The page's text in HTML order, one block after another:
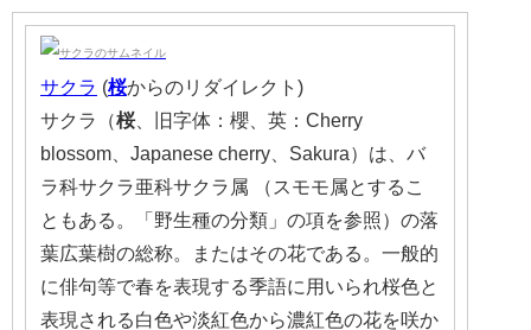
サクラ (桜からのリダイレクト)
サクラ（桜、旧字体：櫻、英：Cherry
blossom、Japanese cherry、Sakura）は、バ
ラ科サクラ亜科サクラ属 （スモモ属とするこ
ともある。「野生種の分類」の項を参照）の落
葉広葉樹の総称。またはその花である。一般的
に俳句等で春を表現する季語に用いられ桜色と
表現される白色や淡紅色から濃紅色の花を咲か